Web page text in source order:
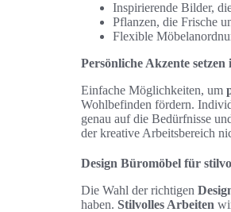
Inspirierende Bilder,
Pflanzen, die Frische
Flexible
Persönliche Akzente
Einfache Möglichkeiten, um
Wohlbefinden fördern.
genau auf die Bedürfnisse
der kreative Arbeitsbereich
Design Büromöbel für
Die Wahl der richtigen
haben. Stilvolles Arbeiten